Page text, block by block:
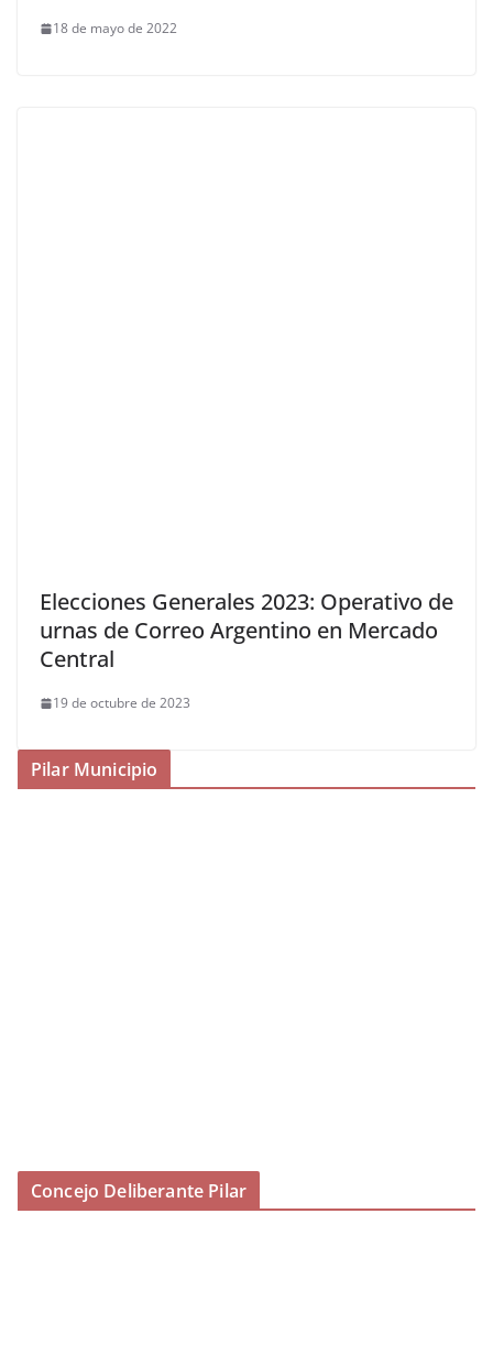
18 de mayo de 2022
Elecciones Generales 2023: Operativo de
urnas de Correo Argentino en Mercado
Central
19 de octubre de 2023
Pilar Municipio
Concejo Deliberante Pilar